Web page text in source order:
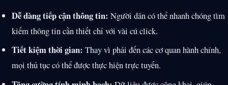
Dễ dàng tiếp cận thông tin: Người dân có thể nhanh chóng tìm
kiếm thông tin cần thiết chỉ với vài cú click.
Tiết kiệm thời gian: Thay vì phải đến các cơ quan hành chính,
mọi thủ tục có thể được thực hiện trực tuyến.